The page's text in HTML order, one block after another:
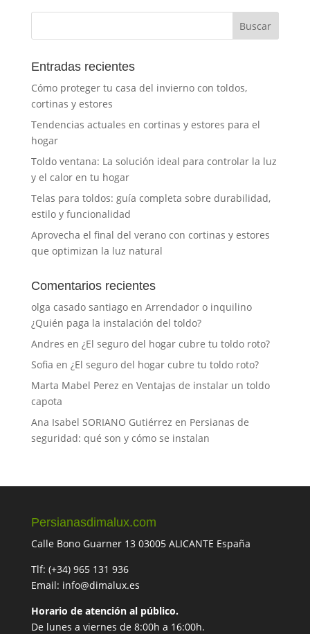
Entradas recientes
Cómo proteger tu casa del invierno con toldos,
cortinas y estores
Tendencias actuales en cortinas y estores para el
hogar
Toldo ventana: La solución ideal para controlar la luz
y el calor en tu hogar
Telas para toldos: guía completa sobre durabilidad,
estilo y funcionalidad
Aprovecha el final del verano con cortinas y estores
que optimizan la luz natural
Comentarios recientes
olga casado santiagoen Arrendador o inquilino
¿Quién paga la instalación del toldo?
Andres en ¿El seguro del hogar cubre tu toldo roto?
Sofia en ¿El seguro del hogar cubre tu toldo roto?
Marta Mabel Perez en Ventajas de instalar un toldo
capota
Ana Isabel SORIANO Gutiérrez en Persianas de
seguridad: qué son y cómo se instalan
Persianasdimalux.com
Calle Bono Guarner 13 03005 ALICANTE España
Tlf: (+34) 965 131 936
Email: info@dimalux.es
Horario de atención al público.
De lunes a viernes de 8:00h a 16:00h.